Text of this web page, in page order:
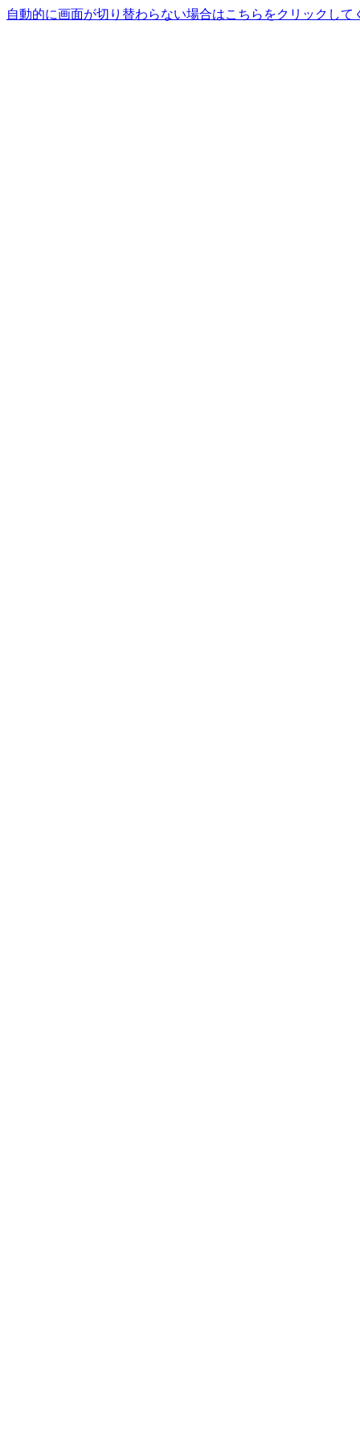
自動的に画面が切り替わらない場合はこちらをクリックして